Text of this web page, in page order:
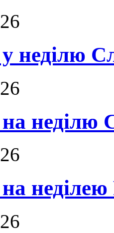
неділю
неділю
неділею